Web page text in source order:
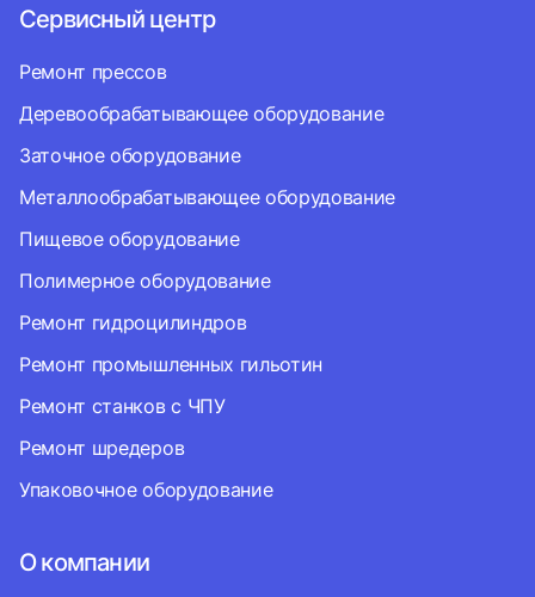
Сервисный центр
Ремонт прессов
Деревообрабатывающее оборудование
Заточное оборудование
Металлообрабатывающее оборудование
Пищевое оборудование
Полимерное оборудование
Ремонт гидроцилиндров
Ремонт промышленных гильотин
Ремонт станков с ЧПУ
Ремонт шредеров
Упаковочное оборудование
О компании